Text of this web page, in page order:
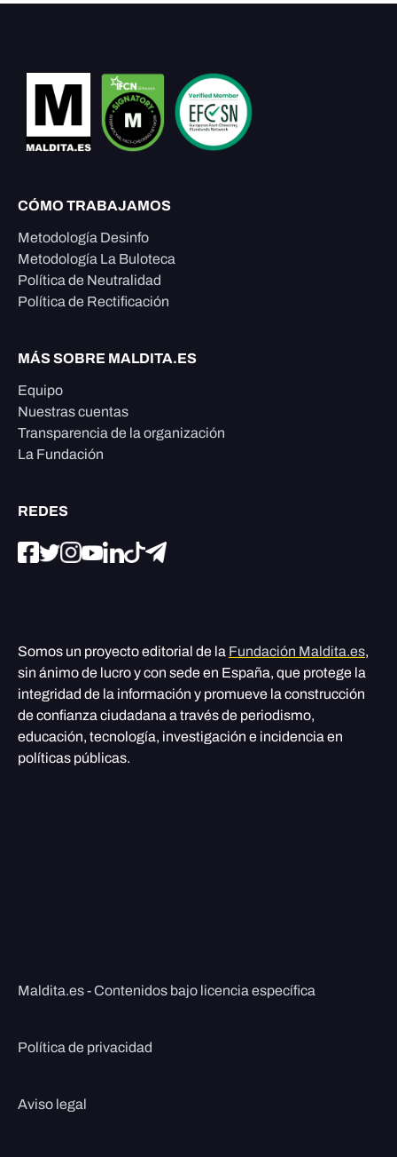
CÓMO TRABAJAMOS
Metodología Desinfo
Metodología La Buloteca
Política de Neutralidad
Política de Rectificación
MÁS SOBRE MALDITA.ES
Equipo
Nuestras cuentas
Transparencia de la organización
La Fundación
REDES
Somos un proyecto editorial de la Fundación Maldita.es,
sin ánimo de lucro y con sede en España, que protege la
integridad de la información y promueve la construcción
de confianza ciudadana a través de periodismo,
educación, tecnología, investigación e incidencia en
políticas públicas.
Maldita.es - Contenidos bajo licencia específica
Política de privacidad
Aviso legal